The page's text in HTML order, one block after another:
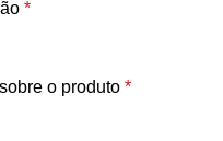
*
o produto *